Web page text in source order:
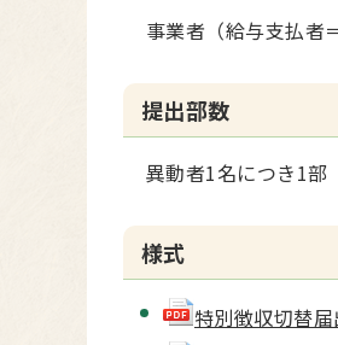
事業者（給与支払者
提出部数
異動者1名につき1部
様式
特別徴収切替